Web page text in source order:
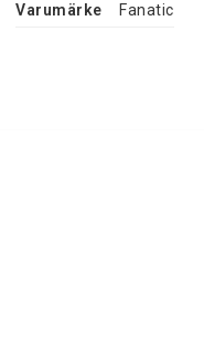
Varumärke Fanatic